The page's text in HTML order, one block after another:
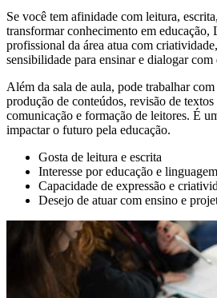
Se você tem afinidade com leitura,
transformar conhecimento em educação,
profissional da área atua com
sensibilidade para ensinar e dialogar
Além da sala de aula, pode trabalhar
produção de conteúdos, revisão de textos
comunicação e formação de leitores. É
impactar o futuro pela educação.
Gosta de leitura e escrita
Interesse por educação e linguagem
Capacidade de expressão e
Desejo de atuar com ensino e